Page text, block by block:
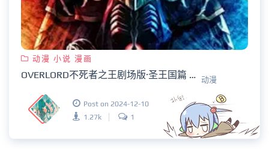
动漫 小说 漫画
OVERLORD不死者之王剧场版·圣王国篇 抢先版 动漫
Post on 2024-12-10
1.27k
1